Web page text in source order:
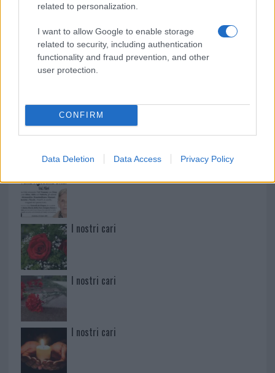
related to personalization.
I want to allow Google to enable storage
related to security, including authentication
functionality and fraud prevention, and other
user protection.
CONFIRM
Data Deletion Data Access Privacy Policy
NECROLOGIE
Mario Malu
Paolo Pinna
I nostri cari
I nostri cari
I nostri cari